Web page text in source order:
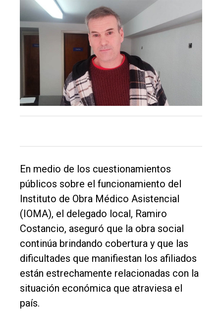
El
DIARIO
Balcarce
Inicio
Tendencia
Int.
General
Política
En medio de los cuestionamientos
públicos sobre el funcionamiento del
Instituto de Obra Médico Asistencial
(IOMA), el delegado local, Ramiro
Costancio, aseguró que la obra social
continúa brindando cobertura y que las
dificultades que manifiestan los afiliados
están estrechamente relacionadas con la
situación económica que atraviesa el
país.